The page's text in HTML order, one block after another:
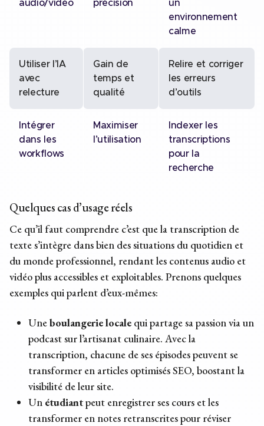
audio/vidéo
précision
un
environnement
calme
Utiliser l’IA
avec
relecture
Gain de
temps et
qualité
Relire et corriger
les erreurs
d’outils
Intégrer
dans les
workflows
Maximiser
l’utilisation
Indexer les
transcriptions
pour la
recherche
Quelques cas d’usage réels
Ce qu’il faut comprendre c’est que la transcription de
texte s’intègre dans bien des situations du quotidien et
du monde professionnel, rendant les contenus audio et
vidéo plus accessibles et exploitables. Prenons quelques
exemples qui parlent d’eux-mêmes:
Uneboulangerie locale qui partage sa passion via un
podcast sur l’artisanat culinaire. Avec la
transcription, chacune de ses épisodes peuvent se
transformer en articles optimisés SEO, boostant la
visibilité de leur site.
Un étudiantpeut enregistrer ses cours et les
transformer en notes retranscrites pour réviser